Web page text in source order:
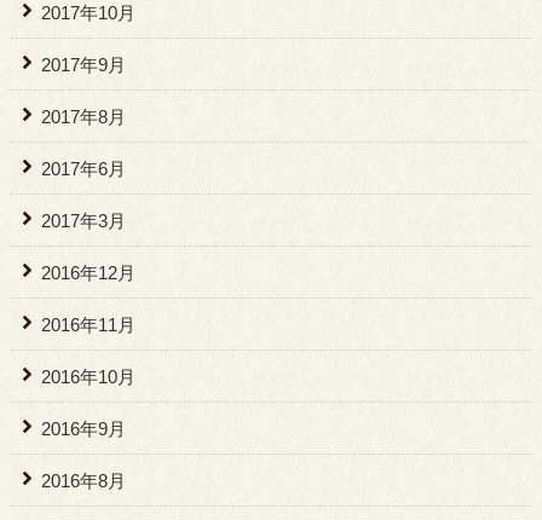
2017年10月
2017年9月
2017年8月
2017年6月
2017年3月
2016年12月
2016年11月
2016年10月
2016年9月
2016年8月